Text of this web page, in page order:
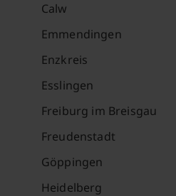
Calw
Emmendingen
Enzkreis
Esslingen
Freiburg im Breisgau
Freudenstadt
Göppingen
Heidelberg